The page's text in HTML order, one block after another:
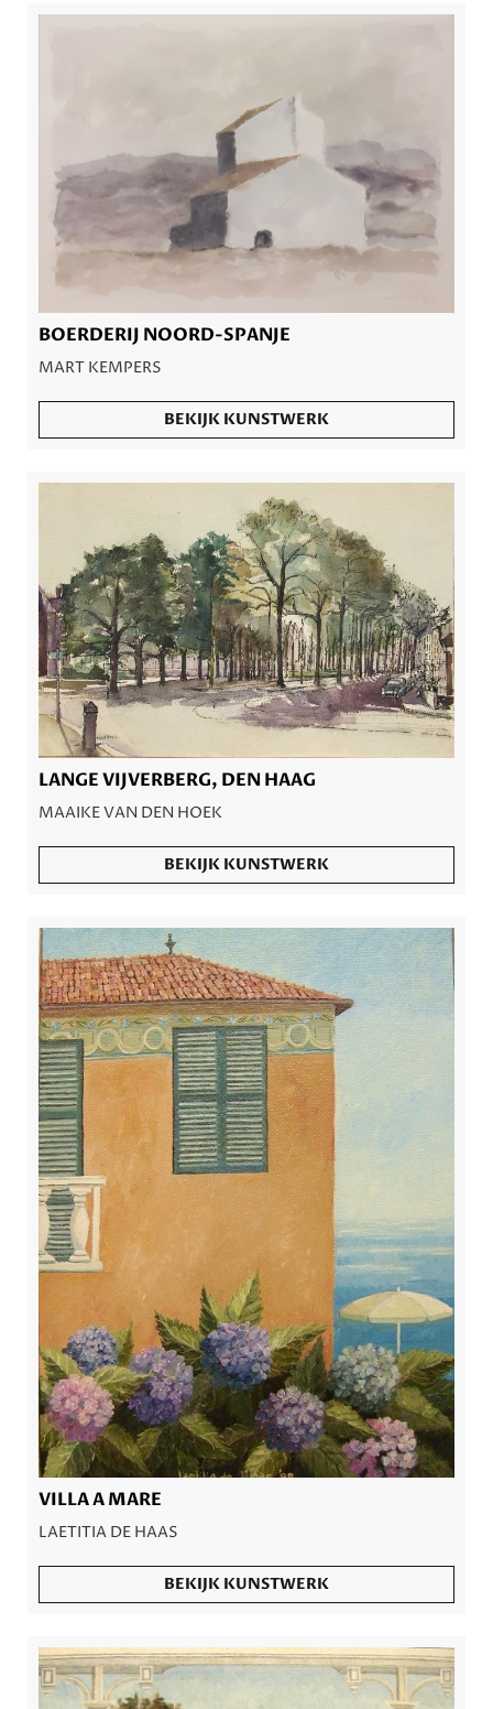
BOERDERIJ NOORD-SPANJE
MART KEMPERS
BEKIJK KUNSTWERK
LANGE VIJVERBERG, DEN HAAG
MAAIKE VAN DEN HOEK
BEKIJK KUNSTWERK
VILLA A MARE
LAETITIA DE HAAS
BEKIJK KUNSTWERK